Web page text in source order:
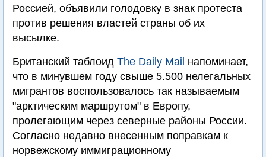
Россией, объявили голодовку в знак протеста
против решения властей страны об их
высылке.
Британский таблоид The Daily Mail напоминает,
что в минувшем году свыше 5.500 нелегальных
мигрантов воспользовалось так называемым
"арктическим маршрутом" в Европу,
пролегающим через северные районы России.
Согласно недавно внесенным поправкам к
норвежскому иммиграционному